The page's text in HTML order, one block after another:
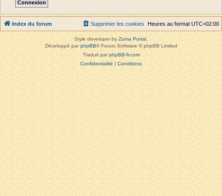
Index du forum Heures au format UTC+02:00
Supprimer les cookies
Style developer byZuma Portal,
Développé parphpBB® Forum Software © phpBB Limited
Traduit parphpBB-fr.com
Confidentialité|Conditions